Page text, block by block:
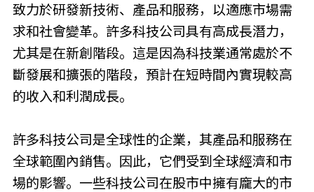
致力於研發新技術、產品和服務，以適應市場需
求和社會變革。許多科技公司具有高成長潛力，
尤其是在新創階段。這是因為科技業通常處於不
斷發展和擴張的階段，預計在短時間內實現較高
的收入和利潤成長。
許多科技公司是全球性的企業，其產品和服務在
全球範圍內銷售。因此，它們受到全球經濟和市
場的影響。一些科技公司在股市中擁有龐大的市